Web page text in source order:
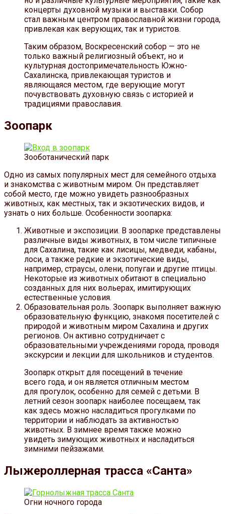
концерты духовной музыки и выставки. Собор
стал важным центром православной жизни города,
привлекая как верующих, так и туристов.
Таким образом, Воскресенский собор — это не
только важный религиозный объект, но и
культурная достопримечательность Южно-
Сахалинска, привлекающая туристов и
являющаяся местом, где верующие могут
почувствовать духовную связь с историей и
традициями православия.
Зоопарк
Зооботанический парк
Одно из самых популярных мест для семейного отдыха
и знакомства с животным миром. Он представляет
собой место, где можно увидеть разнообразных
животных, как местных, так и экзотических видов, и
узнать о них больше. Особенности зоопарка:
Животные и экспозиции. В зоопарке представлены
различные виды животных, в том числе типичные
для Сахалина, такие как лисицы, медведи, кабаны,
лоси, а также редкие и экзотические виды,
например, страусы, олени, попугаи и другие птицы.
Некоторые из животных обитают в специально
созданных для них вольерах, имитирующих
естественные условия.
Образовательная роль. Зоопарк выполняет важную
образовательную функцию, знакомя посетителей с
природой и животным миром Сахалина и других
регионов. Он активно сотрудничает с
образовательными учреждениями города, проводя
экскурсии и лекции для школьников и студентов.
Зоопарк открыт для посещений в течение
всего года, и он является отличным местом
для прогулок, особенно для семей с детьми. В
летний сезон зоопарк наиболее посещаем, так
как здесь можно насладиться прогулками по
территории и наблюдать за активностью
животных. В зимнее время также можно
увидеть зимующих животных и насладиться
зимними пейзажами.
Лыжероллерная трасса «Санта»
Огни ночного города